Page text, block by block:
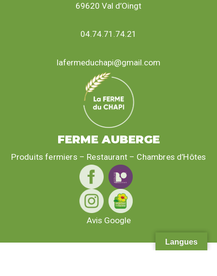
69620 Val d’Oingt
04.74.71.74.21
lafermeduchapi@gmail.com
FERME AUBERGE
Produits fermiers – Restaurant – Chambres d’Hôtes
Avis Google
Langues